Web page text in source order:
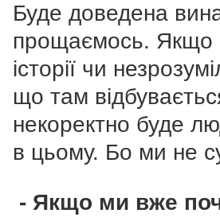
Буде доведена
прощаємось. Якщо
історії чи
що там
некоректно буде
в цьому. Бо ми не
- Якщо ми вже